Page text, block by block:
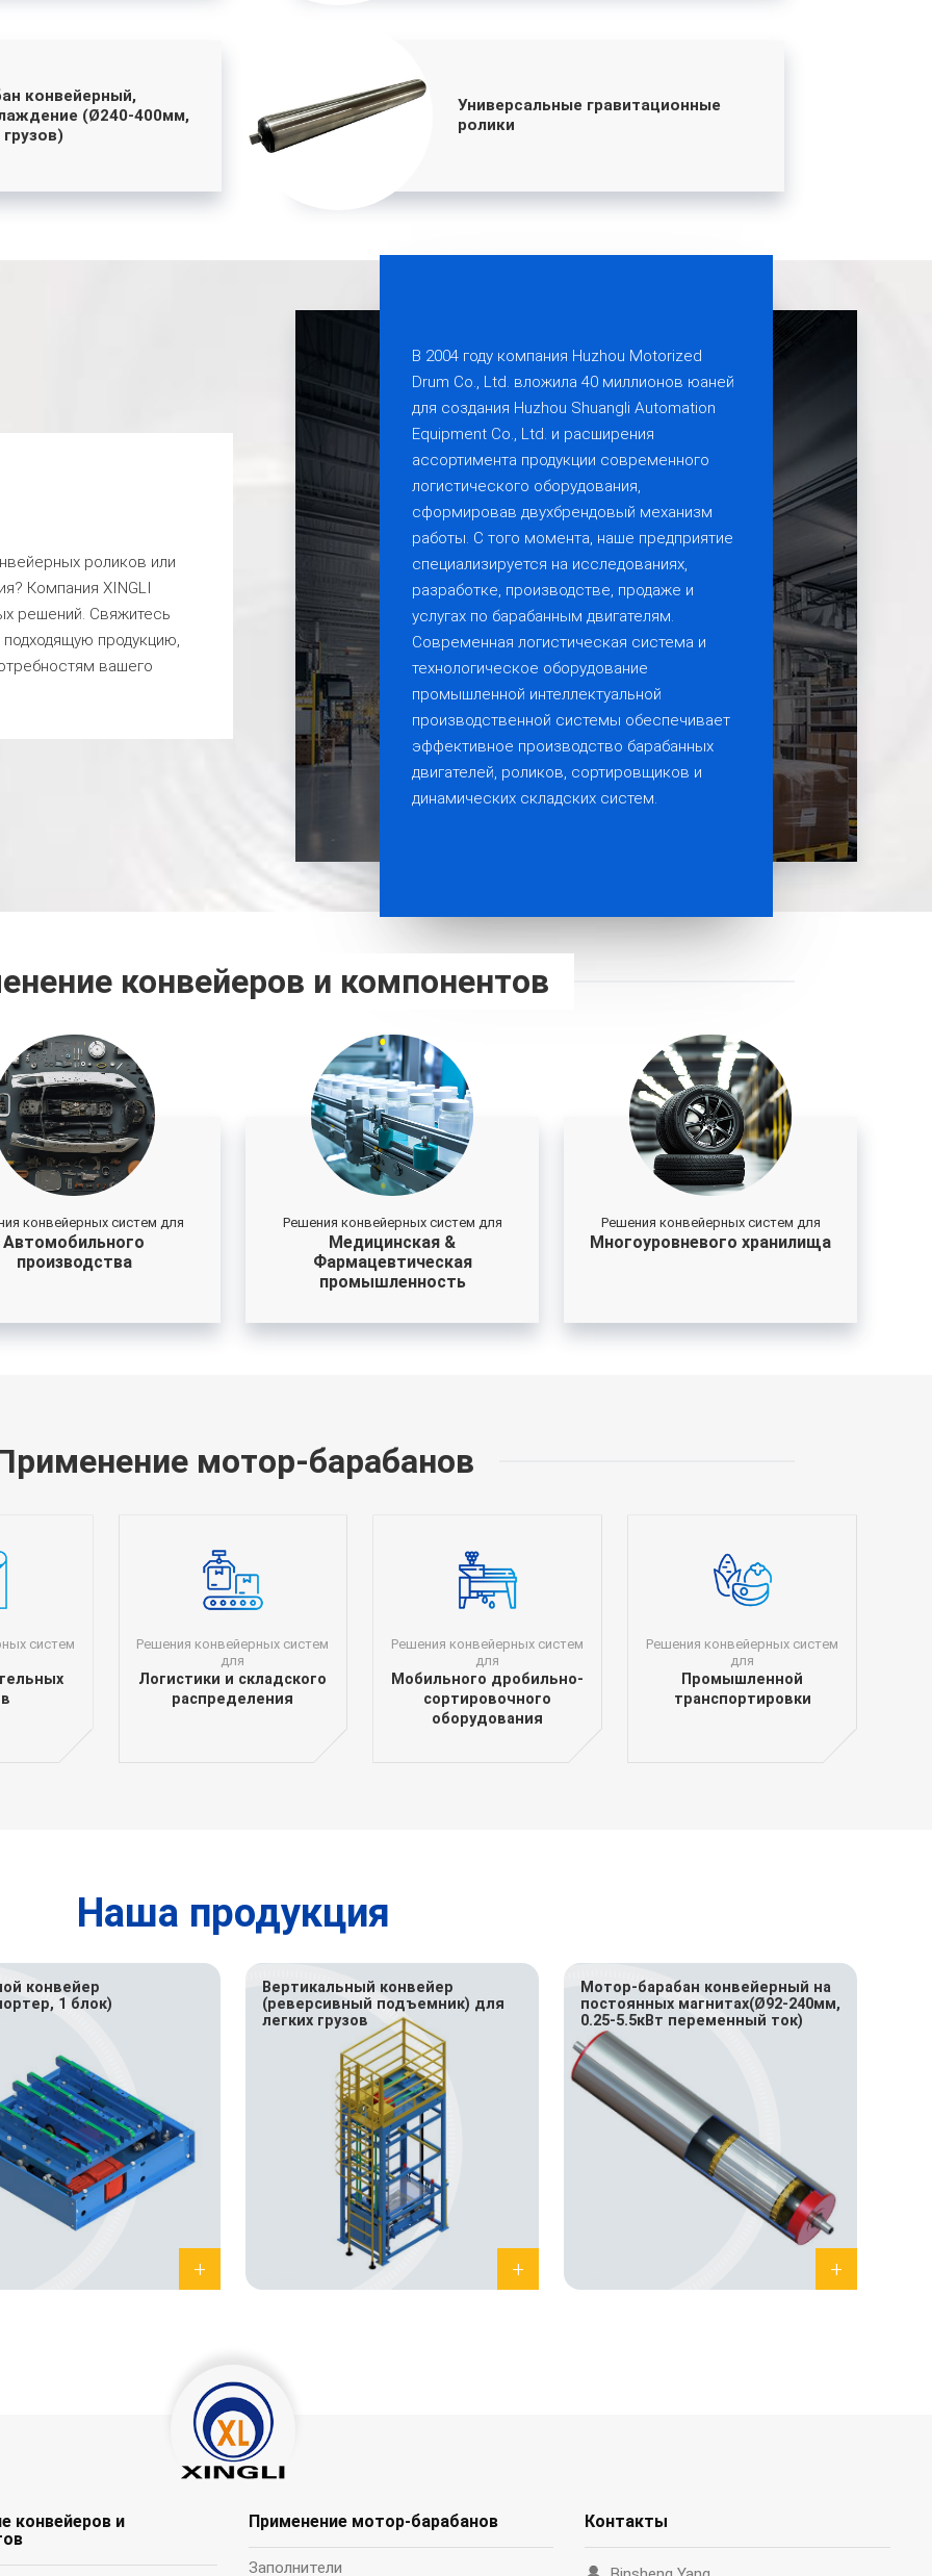
конвейерный,
(Ø240-400мм,
Универсальные гравитационные
ролики
роликов или
Компания XINGLI
решений. Свяжитесь
продукцию,
вашего
В 2004 году компания Huzhou Motorized
Drum Co., Ltd. вложила 40 миллионов юаней
для создания Huzhou Shuangli Automation
Equipment Co., Ltd. и расширения
ассортимента продукции современного
логистического оборудования,
сформировав двухбрендовый механизм
работы. С того момента, наше предприятие
специализируется на исследованиях,
разработке, производстве, продаже и
услугах по барабанным двигателям.
Современная логистическая система и
технологическое оборудование
промышленной интеллектуальной
производственной системы обеспечивает
эффективное производство барабанных
двигателей, роликов, сортировщиков и
динамических складских систем.
конвейеров и компонентов
конвейерных систем для
Автомобильного
производства
Решения конвейерных систем для
Медицинская &
Фармацевтическая
промышленность
Решения конвейерных систем для
Многоуровневого хранилища
мотор-барабанов
систем
Решения конвейерных систем
для
Логистики и складского
распределения
Решения конвейерных систем
для
Мобильного дробильно-
сортировочного
оборудования
Решения конвейерных систем
для
Промышленной
транспортировки
Наша продукция
конвейер
1 блок)
Вертикальный конвейер
(реверсивный подъемник) для
легких грузов
Мотор-барабан конвейерный на
постоянных магнитах(Ø92-240мм,
0.25-5.5кВт переменный ток)
конвейеров и
Применение мотор-барабанов
Заполнители
Контакты